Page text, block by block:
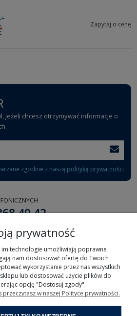
Zapytaj o cenę
jeżeli chcesz otrzymywać informacje o
zgodnie z naszą polityką prywatności
40 42
POMOC
prywatność
technologie umożliwiają poprawne
nam dostosować ofertę do Twoich
wykorzystanie przez nas wszystkich
lub dostosować użycie plików do
opcję "Dostosuj zgody".
w naszej Polityce prywatności.